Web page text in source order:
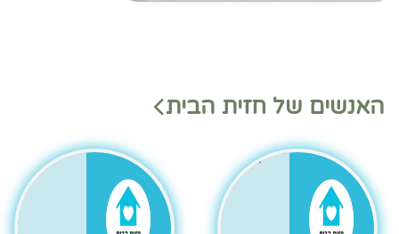
האנשים של חזית הבית
משמ
בהאנ
גר